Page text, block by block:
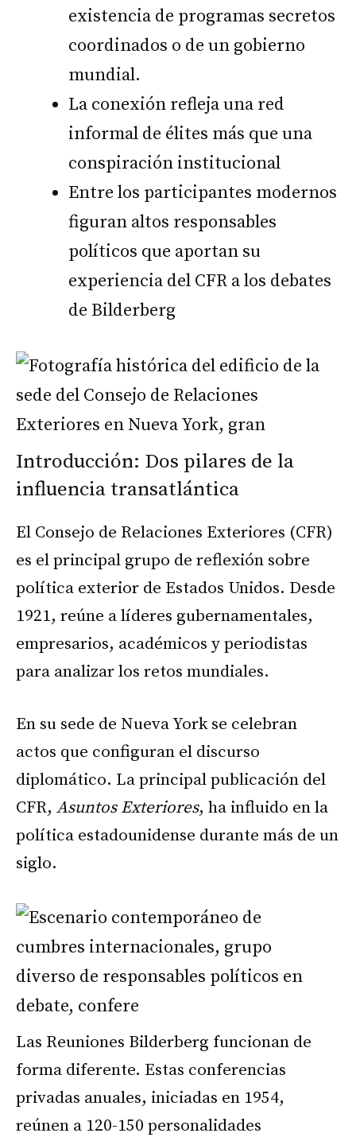
existencia de programas secretos
coordinados o de un gobierno
mundial.
La conexión refleja una red
informal de élites más que una
conspiración institucional
Entre los participantes modernos
figuran altos responsables
políticos que aportan su
experiencia del CFR a los debates
de Bilderberg
Introducción: Dos pilares de la
influencia transatlántica
El Consejo de Relaciones Exteriores (CFR)
es el principal grupo de reflexión sobre
política exterior de Estados Unidos. Desde
1921, reúne a líderes gubernamentales,
empresarios, académicos y periodistas
para analizar los retos mundiales.
En su sede de Nueva York se celebran
actos que configuran el discurso
diplomático. La principal publicación del
CFR, Asuntos Exteriores, ha influido en la
política estadounidense durante más de un
siglo.
Las Reuniones Bilderberg funcionan de
forma diferente. Estas conferencias
privadas anuales, iniciadas en 1954,
reúnen a 120-150 personalidades